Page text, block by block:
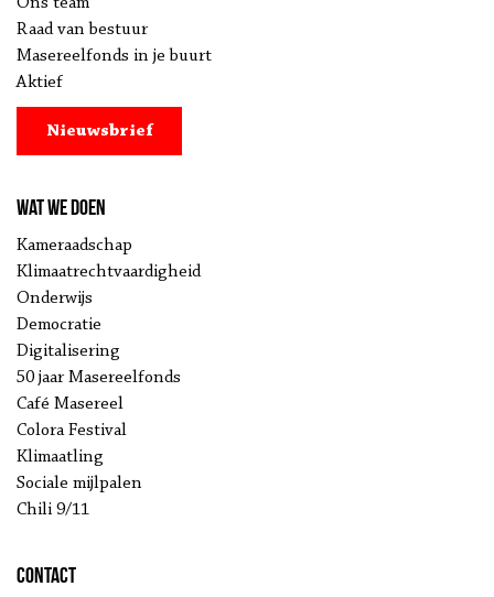
Raad van bestuur
Masereelfonds in je buurt
Aktief
Nieuwsbrief
Wat we doen
Kameraadschap
Klimaatrechtvaardigheid
Onderwijs
Democratie
Digitalisering
50 jaar Masereelfonds
Café Masereel
Colora Festival
Klimaatling
Sociale mijlpalen
Chili 9/11
Contact